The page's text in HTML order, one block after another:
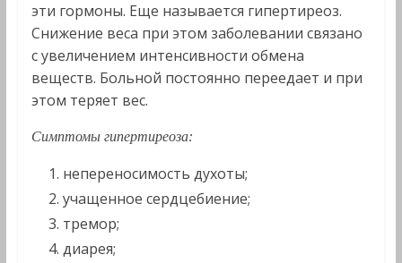
эти гормоны. Еще называется гипертиреоз.
Снижение веса при этом заболевании связано
с увеличением интенсивности обмена
веществ. Больной постоянно переедает и при
этом теряет вес.
Симптомы гипертиреоза:
непереносимость духоты;
учащенное сердцебиение;
тремор;
диарея;